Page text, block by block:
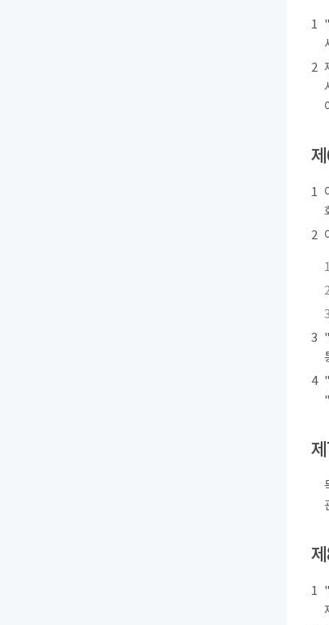
1
2
1
2
3
4
1